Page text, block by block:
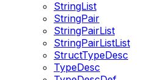
StringList
StringPair
StringPairList
StringPairListList
StructTypeDesc
TypeDesc